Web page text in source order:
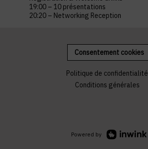
19:00 – 10 présentations
20:20 – Networking Reception
Consentement cookies
Politique de confidentialité
Conditions générales
Powered by